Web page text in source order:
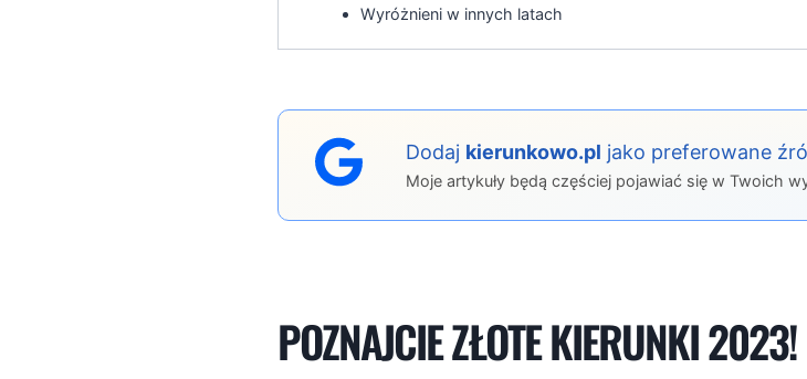
Wyróżnieni w innych latach
Dodaj kierunkowo.pl jako preferowane
Moje artykuły będą częściej pojawiać się w Twoich
POZNAJCIE ZŁOTE KIERUNKI 2023!